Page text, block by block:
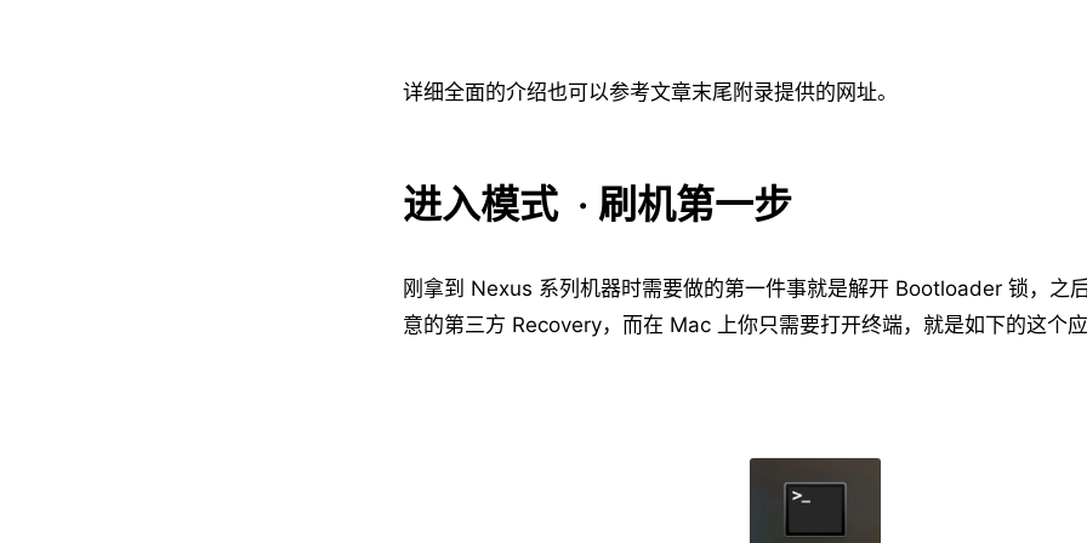
详细全面的介绍也可以参考文章末尾附录提供的网址。
进入模式 · 刷机第一步
刚拿到 Nexus 系列机器时需要做的第一件事就是解开 Bootloader 锁，之
意的第三方 Recovery，而在 Mac 上你只需要打开终端，就是如下的这个应